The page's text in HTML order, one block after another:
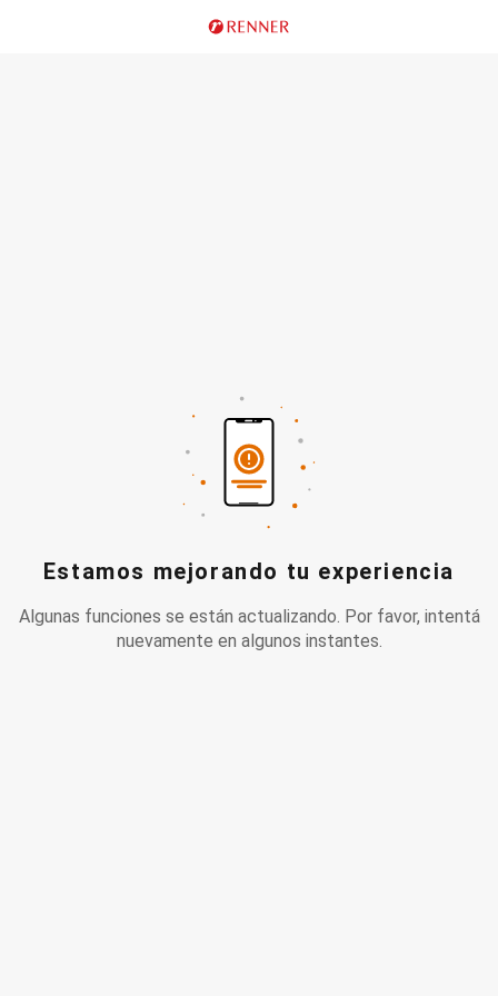
Estamos mejorando tu experiencia
Algunas funciones se están actualizando. Por favor, intentá
nuevamente en algunos instantes.